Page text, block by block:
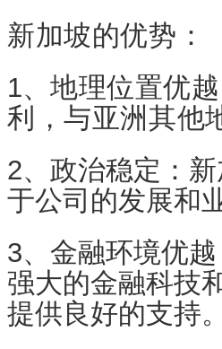
新加坡的优势：
1、 地理位置优
利，与亚洲其他
2、政治稳定：
于公司的发展和
3、金融环境优
强大的金融科技
提供良好的支持。